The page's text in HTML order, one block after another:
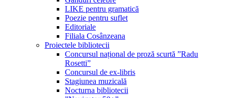
LIKE pentru gramatică
Poezie pentru suflet
Editoriale
Filiala Cosânzeana
Proiectele bibliotecii
Concursul național de proză scurtă ”Radu
Rosetti”
Concursul de ex-libris
Stagiunea muzicală
Nocturna bibliotecii